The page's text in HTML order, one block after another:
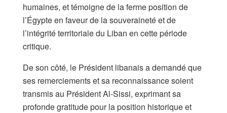
humaines, et témoigne de la ferme position de
l’Égypte en faveur de la souveraineté et de
l’intégrité territoriale du Liban en cette période
critique.
De son côté, le Président libanais a demandé que
ses remerciements et sa reconnaissance soient
transmis au Président Al-Sissi, exprimant sa
profonde gratitude pour la position historique et